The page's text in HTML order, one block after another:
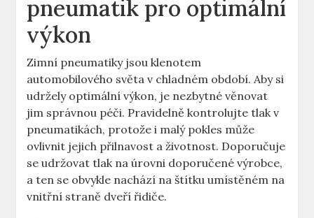
pneumatik pro optimální
výkon
Zimní pneumatiky jsou klenotem
automobilového světa v chladném období. Aby si
udržely optimální výkon, je nezbytné věnovat
jim správnou péči. Pravidelně kontrolujte tlak v
pneumatikách, protože i malý pokles může
ovlivnit jejich přilnavost a životnost. Doporučuje
se udržovat tlak na úrovni doporučené výrobce,
a ten se obvykle nachází na štítku umístěném na
vnitřní straně dveří řidiče.